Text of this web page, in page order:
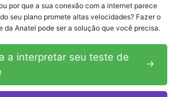
por que a sua conexão com a internet parece
seu plano promete altas velocidades? Fazer o
da Anatel pode ser a solução que você precisa.
a interpretar seu teste de